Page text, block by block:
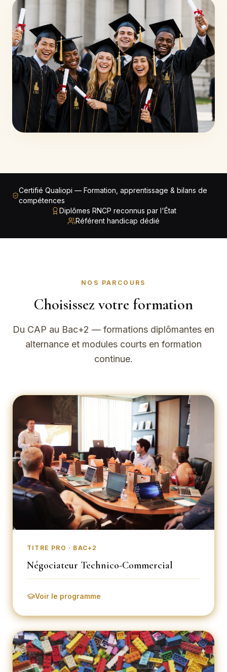
Certifié Qualiopi — Formation, apprentissage & bilans de
compétences
Diplômes RNCP reconnus par l'État
Référent handicap dédié
NOS PARCOURS
Choisissez votre formation
Du CAP au Bac+2 — formations diplômantes en
alternance et modules courts en formation
continue.
TITRE PRO · BAC+2
Négociateur Technico-Commercial
Voir le programme